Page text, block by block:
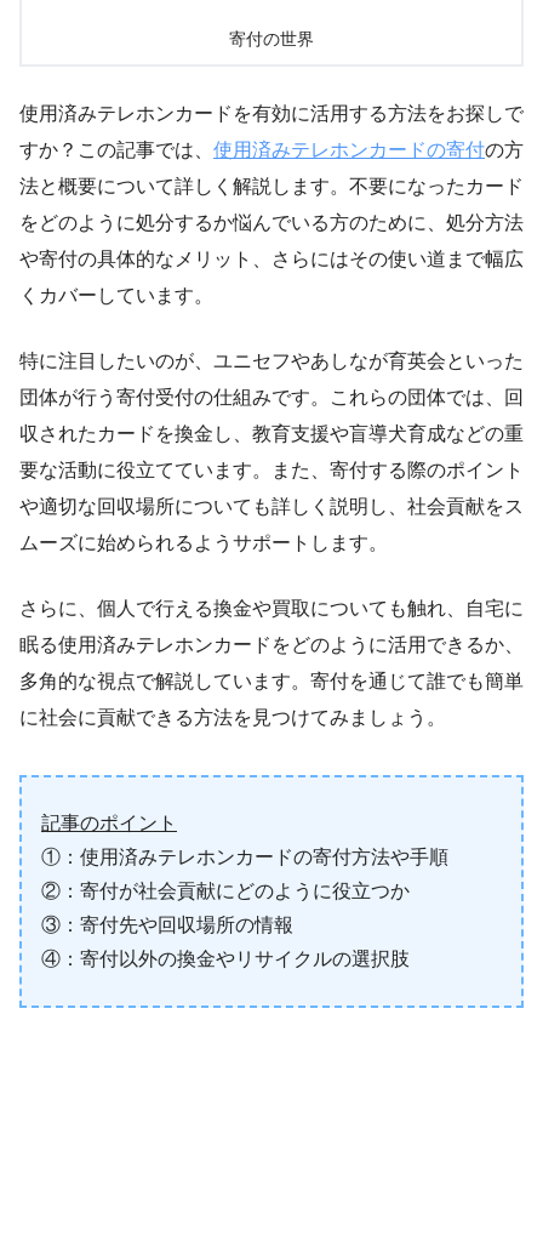
寄付の世界
使用済みテレホンカードを有効に活用する方法をお探しで
すか？この記事では、 使用済みテレホンカードの寄付の方
法と概要について詳しく解説します。不要になったカード
をどのように処分するか悩んでいる方のために、処分方法
や寄付の具体的なメリット、さらにはその使い道まで幅広
くカバーしています。
特に注目したいのが、ユニセフやあしなが育英会といった
団体が行う寄付受付の仕組みです。これらの団体では、回
収されたカードを換金し、教育支援や盲導犬育成などの重
要な活動に役立てています。また、寄付する際のポイント
や適切な回収場所についても詳しく説明し、社会貢献をス
ムーズに始められるようサポートします。
さらに、個人で行える換金や買取についても触れ、自宅に
眠る使用済みテレホンカードをどのように活用できるか、
多角的な視点で解説しています。寄付を通じて誰でも簡単
に社会に貢献できる方法を見つけてみましょう。
記事のポイント
①：使用済みテレホンカードの寄付方法や手順
②：寄付が社会貢献にどのように役立つか
③：寄付先や回収場所の情報
④：寄付以外の換金やリサイクルの選択肢